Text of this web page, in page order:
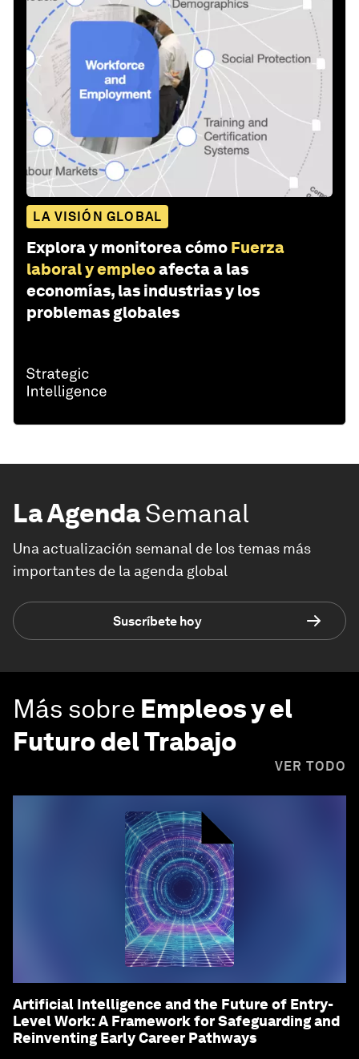
LA VISIÓN GLOBAL
Explora y monitorea cómo Fuerza
laboral y empleoafecta a las
economías, las industrias y los
problemas globales
La AgendaSemanal
Una actualización semanal de los temas más
importantes de la agenda global
Suscríbete hoy
Más sobre Empleos y el
Futuro del Trabajo
VER TODO
Artificial Intelligence and the Future of Entry-
Level Work: A Framework for Safeguarding and
Reinventing Early Career Pathways